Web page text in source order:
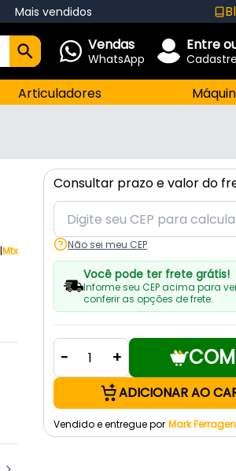
Mais vendidos
Vendas
WhatsApp
Entre
Articuladores
|Mtx
Consultar prazo e valor do
Não sei meu CEP
Você pode ter frete grátis!
Informe seu CEP acima para
conferir as opções de frete.
- +
ADICIONAR AO
Vendido e entregue por Mark